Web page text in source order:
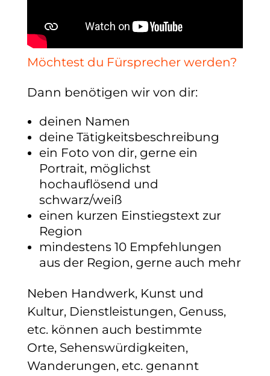
Möchtest du Fürsprecher werden?
Dann benötigen wir von dir:
deinen Namen
deine Tätigkeitsbeschreibung
ein Foto von dir, gerne ein
Portrait, möglichst
hochauflösend und
schwarz/weiß
einen kurzen Einstiegstext zur
Region
mindestens 10 Empfehlungen
aus der Region, gerne auch mehr
Neben Handwerk, Kunst und
Kultur, Dienstleistungen, Genuss,
etc. können auch bestimmte
Orte, Sehenswürdigkeiten,
Wanderungen, etc. genannt